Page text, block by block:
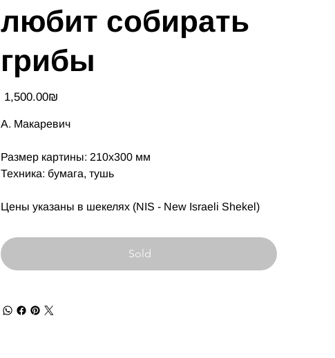
любит собирать
грибы
Цена ‏1,500.00 ‏₪
А. Макаревич
Размер картины: 210х300 мм
Техника: бумага, тушь
Цены указаны в шекелях (NIS - New Israeli Shekel)
Sold